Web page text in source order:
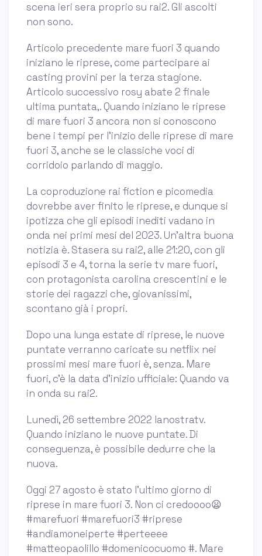
scena ieri sera proprio su rai2. Gli ascolti
non sono.
Articolo precedente mare fuori 3 quando
iniziano le riprese, come partecipare ai
casting provini per la terza stagione.
Articolo successivo rosy abate 2 finale
ultima puntata,. Quando iniziano le riprese
di mare fuori 3 ancora non si conoscono
bene i tempi per l’inizio delle riprese di mare
fuori 3, anche se le classiche voci di
corridoio parlando di maggio.
La coproduzione rai fiction e picomedia
dovrebbe aver finito le riprese, e dunque si
ipotizza che gli episodi inediti vadano in
onda nei primi mesi del 2023. Un'altra buona
notizia è. Stasera su rai2, alle 21:20, con gli
episodi 3 e 4, torna la serie tv mare fuori,
con protagonista carolina crescentini e le
storie dei ragazzi che, giovanissimi,
scontano già i propri.
Dopo una lunga estate di riprese, le nuove
puntate verranno caricate su netflix nei
prossimi mesi mare fuori è, senza. Mare
fuori, c’è la data d’inizio ufficiale: Quando va
in onda su rai2.
Lunedì, 26 settembre 2022 lanostratv.
Quando iniziano le nuove puntate. Di
conseguenza, è possibile dedurre che la
nuova.
Oggi 27 agosto è stato l'ultimo giorno di
riprese in mare fuori 3. Non ci credoooo😦
#marefuori #marefuori3 #riprese
#andiamoneiperte #perteeee
#matteopaolillo #domenicocuomo #. Mare